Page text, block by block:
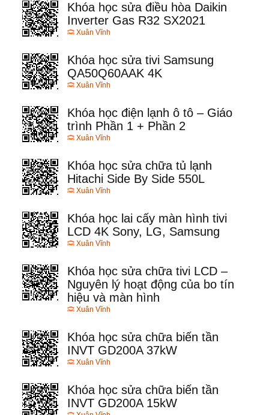
Khóa học sửa điều hòa Daikin
Inverter Gas R32 SX2021
Xuân Vĩnh
Khóa học sửa tivi Samsung
QA50Q60AAK 4K
Xuân Vĩnh
Khóa học điện lạnh ô tô – Giáo
trình Phần 1 + Phần 2
Xuân Vĩnh
Khóa học sửa chữa tủ lạnh
Hitachi Side By Side 550L
Xuân Vĩnh
Khóa học lai cấy màn hình tivi
LCD 4K Sony, LG, Samsung
Xuân Vĩnh
Khóa học sửa chữa tivi LCD –
Nguyên lý hoạt động của bo tín
hiệu và màn hình
Xuân Vĩnh
Khóa học sửa chữa biến tần
INVT GD200A 37kW
Xuân Vĩnh
Khóa học sửa chữa biến tần
INVT GD200A 15kW